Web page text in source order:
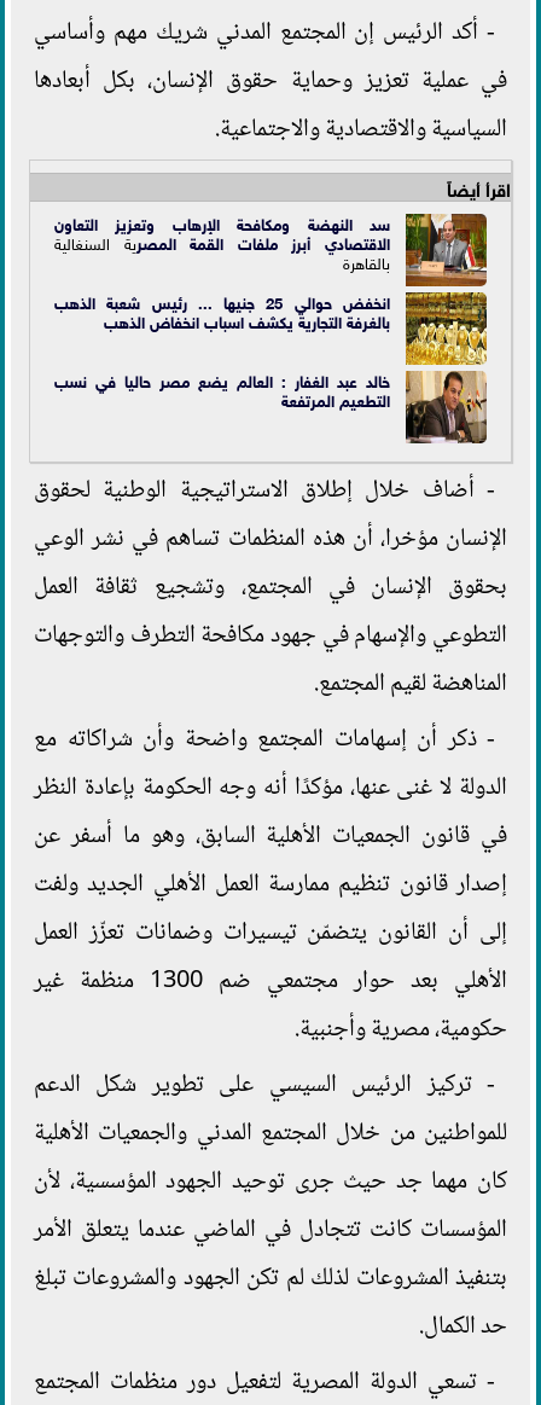
- أكد الرئيس إن المجتمع المدني شريك مهم وأساسي
في عملية تعزيز وحماية حقوق الإنسان، بكل أبعادها
السياسية والاقتصادية والاجتماعية.
اقرأ أيضاً
سد النهضة ومكافحة الإرهاب وتعزيز التعاون
الاقتصادي أبرز ملفات القمة المصرية السنغالية
بالقاهرة
انخفض حوالي 25 جنيها ... رئيس شعبة الذهب
بالغرفة التجارية يكشف اسباب انخفاض الذهب
خالد عبد الغفار : العالم يضع مصر حاليا في نسب
التطعيم المرتفعة
- أضاف خلال إطلاق الاستراتيجية الوطنية لحقوق
الإنسان مؤخرا، أن هذه المنظمات تساهم في نشر الوعي
بحقوق الإنسان في المجتمع، وتشجيع ثقافة العمل
التطوعي والإسهام في جهود مكافحة التطرف والتوجهات
المناهضة لقيم المجتمع.
- ذكر أن إسهامات المجتمع واضحة وأن شراكاته مع
الدولة لا غنى عنها، مؤكدًا أنه وجه الحكومة بإعادة النظر
في قانون الجمعيات الأهلية السابق، وهو ما أسفر عن
إصدار قانون تنظيم ممارسة العمل الأهلي الجديد ولفت
إلى أن القانون يتضمّن تيسيرات وضمانات تعزّز العمل
الأهلي بعد حوار مجتمعي ضم 1300 منظمة غير
حكومية، مصرية وأجنبية.
- تركيز الرئيس السيسي على تطوير شكل الدعم
للمواطنين من خلال المجتمع المدني والجمعيات الأهلية
كان مهما جد حيث جرى توحيد الجهود المؤسسية، لأن
المؤسسات كانت تتجادل في الماضي عندما يتعلق الأمر
بتنفيذ المشروعات لذلك لم تكن الجهود والمشروعات تبلغ
حد الكمال.
- تسعي الدولة المصرية لتفعيل دور منظمات المجتمع